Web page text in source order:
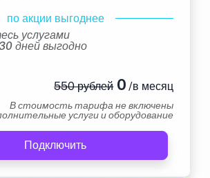
по акции выгоднее
услугами
дней выгодно
550 рублей0 /в месяц
В стоимость тарифа не включены
услуги и оборудование
Подключить